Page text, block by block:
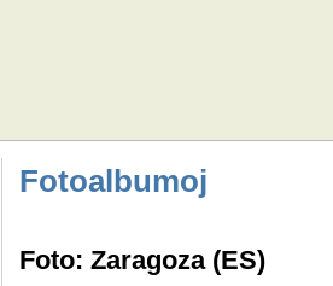
Fotoalbumoj
Foto: Zaragoza (ES)